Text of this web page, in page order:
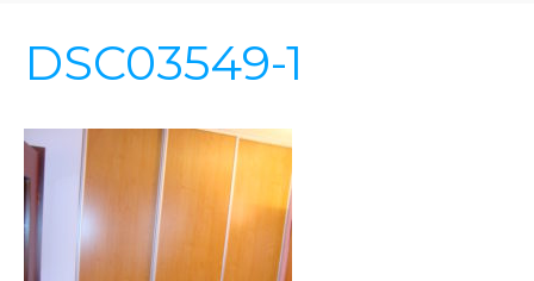
DSC03549-1